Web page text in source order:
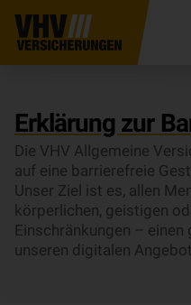
Erklärung zur
Die VHV Allgemeine
auf eine barrierefreie
Unser Ziel ist es, allen
körperlichen, geistigen
Einschränkungen –
unseren digitalen